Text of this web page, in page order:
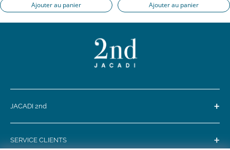
Ajouter au panier Ajouter au panier
JACADI 2nd +
SERVICE CLIENTS +